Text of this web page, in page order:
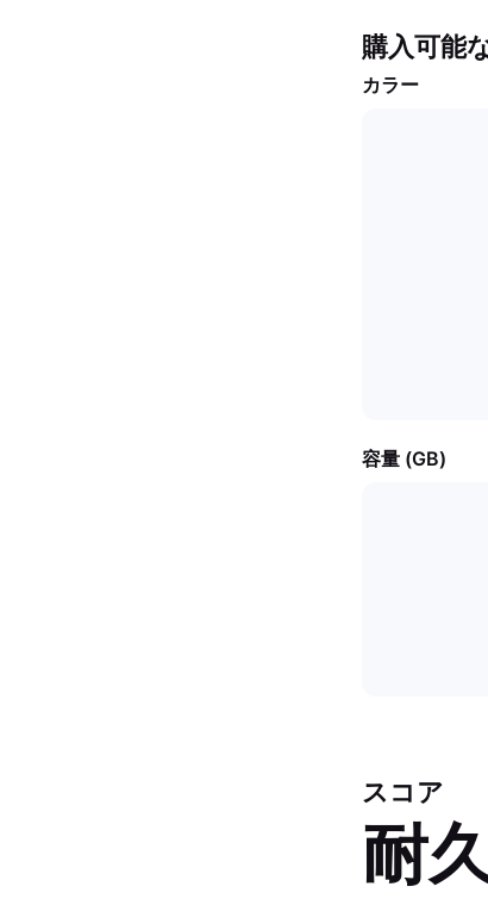
購入可能
カラー
容量 (GB)
スコア
耐